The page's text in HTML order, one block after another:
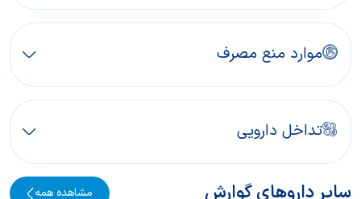
موارد منع مصرف
تداخل دارویی
سایر داروهای گوارش مشاهده همه